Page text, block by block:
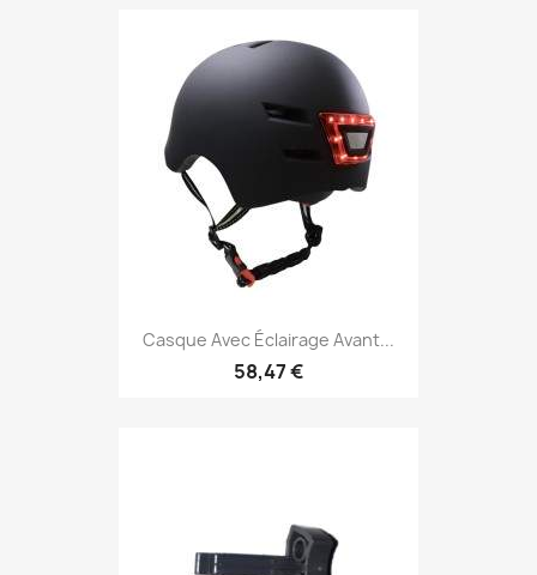
Casque Avec Éclairage Avant...
58,47 €